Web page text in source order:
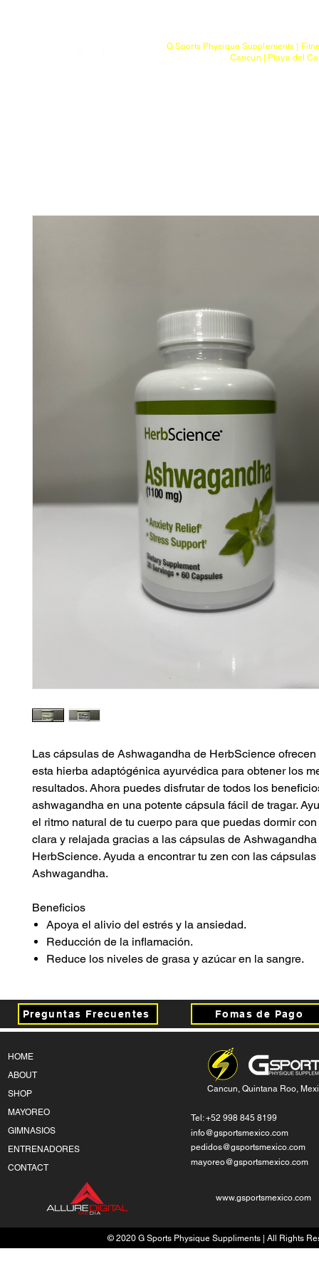
G Sports Physique Supplements |
Cancun | Playa del
Las cápsulas de Ashwagandha de HerbScience ofrecen
esta hierba adaptógénica ayurvédica para obtener los
resultados. Ahora puedes disfrutar de todos los
ashwagandha en una potente cápsula fácil de tragar.
el ritmo natural de tu cuerpo para que puedas dormir
clara y relajada gracias a las cápsulas de
HerbScience. Ayuda a encontrar tu zen con las
Ashwagandha.
Beneficios
Apoya el alivio del estrés y la ansiedad.
Reducción de la inflamación.
Reduce los niveles de grasa y azúcar en la sangre.
Preguntas Frecuentes Fomas de Pago
HOME
ABOUT
SHOP
MAYOREO
GIMNASIOS
ENTRENADORES
CONTACT
Cancun, Quintana Roo,
Tel: +52 998 845 8199
info@gsportsmexico.com
pedidos@gsportsmexico.com
mayoreo@gsportsmexico.com
www.gsportsmexico.com
© 2020 G Sports Physique Suppliments | All Rights